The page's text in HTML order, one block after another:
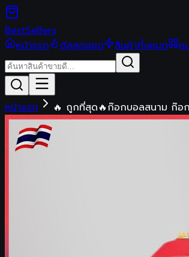
BestSellers
หน้าแรก
ดีลสุดฮอต สินค้าทั้งหมด ห
หน้าแรก 🔥 ถูกที่สุด🔥ก๊อกบอลสนาม ก๊